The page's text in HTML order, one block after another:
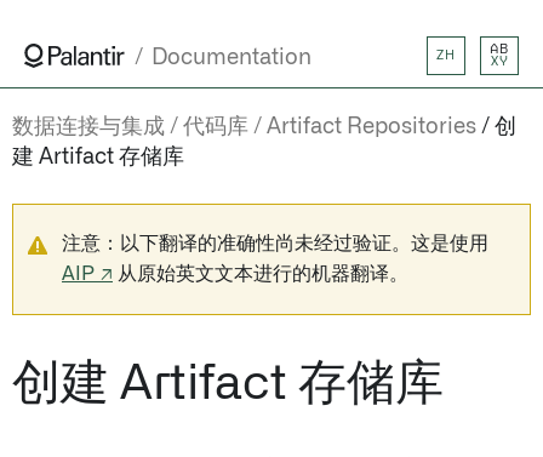
Documentation ZH
AB
XY
数据连接与集成 代码库 Artifact Repositories
创
建 Artifact 存储库
注意：以下翻译的准确性尚未经过验证。这是使用
AIP ↗ 从原始英文文本进行的机器翻译。
创建 Artifact 存储库